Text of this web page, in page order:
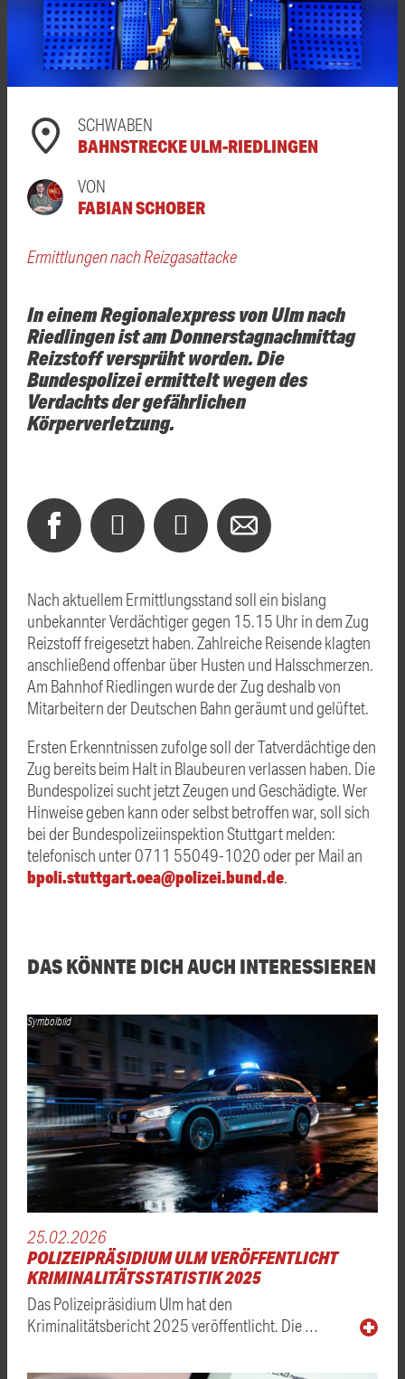
SCHWABEN
BAHNSTRECKE ULM-RIEDLINGEN
VON
FABIAN SCHOBER
Ermittlungen nach Reizgasattacke
In einem Regionalexpress von Ulm nach
Riedlingen ist am Donnerstagnachmittag
Reizstoff versprüht worden. Die
Bundespolizei ermittelt wegen des
Verdachts der gefährlichen
Körperverletzung.
Nach aktuellem Ermittlungsstand soll ein bislang
unbekannter Verdächtiger gegen 15.15 Uhr in dem Zug
Reizstoff freigesetzt haben. Zahlreiche Reisende klagten
anschließend offenbar über Husten und Halsschmerzen.
Am Bahnhof Riedlingen wurde der Zug deshalb von
Mitarbeitern der Deutschen Bahn geräumt und gelüftet.
Ersten Erkenntnissen zufolge soll der Tatverdächtige den
Zug bereits beim Halt in Blaubeuren verlassen haben. Die
Bundespolizei sucht jetzt Zeugen und Geschädigte. Wer
Hinweise geben kann oder selbst betroffen war, soll sich
bei der Bundespolizeiinspektion Stuttgart melden:
telefonisch unter 0711 55049-1020 oder per Mail an
bpoli.stuttgart.oea@polizei.bund.de.
DAS KÖNNTE DICH AUCH INTERESSIEREN
Symbolbild
25.02.2026
POLIZEIPRÄSIDIUM ULM VERÖFFENTLICHT
KRIMINALITÄTSSTATISTIK 2025
Das Polizeipräsidium Ulm hat den
Kriminalitätsbericht 2025 veröffentlicht. Die …